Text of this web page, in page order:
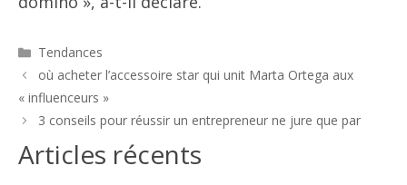
Catégories
Tendances
Navigation
des
où acheter l’accessoire star qui unit Marta Ortega aux
« influenceurs »
3 conseils pour réussir un entrepreneur ne jure que par
Articles récents